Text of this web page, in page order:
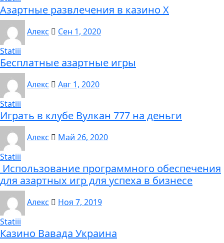
Азартные развлечения в казино Х
Алекс
Сен 1, 2020
Statiii
Бесплатные азартные игры
Алекс
Авг 1, 2020
Statiii
Играть в клубе Вулкан 777 на деньги
Алекс
Май 26, 2020
Statiii
Использование программного обеспечения
для азартных игр для успеха в бизнесе
Алекс
Ноя 7, 2019
Statiii
Казино Вавада Украина